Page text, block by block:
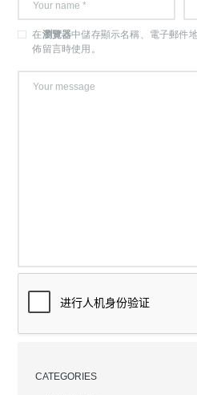
在瀏覽器中儲存顯示名稱、電子郵件
佈留言時使用。
CATEGORIES